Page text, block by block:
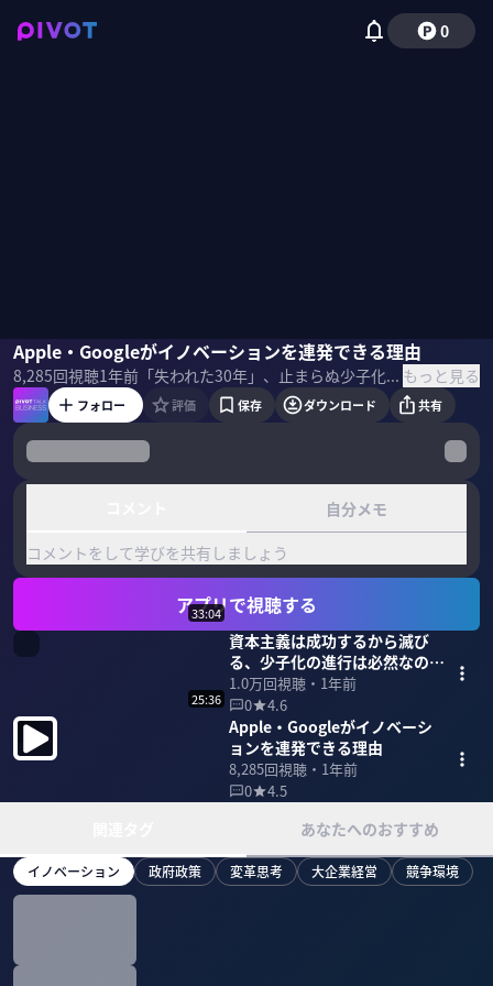
0
Apple・Googleがイノベーションを連発できる理由
8,285回視聴1年前 「失われた30年」、止まらぬ少子化――課題山積の日本経済。80年前に少子化を予見し、イノベーションを説いた経済学者シュンペーターの理論に、再生のヒントはあるのか？ 「イノベーションの父」の本質を、評論家・中野剛志氏に聞いた。 ＜ゲスト＞ 中野剛志｜評論家 1971年神奈川県生まれ。東京大学教養学部卒業後、通商産業省（現・経済産業省）に入省。2000年エディンバラ大学大学院留学。同大学院より博士号を取得。専門は政治経済思想。 もっと見る
中野剛志磯貝初奈
フォロー 評価 保存 ダウンロード 共有
自分メモ
コメントをして学びを共有しましょう
アプリで視聴する
33:04
資本主義は成功するから滅び
る、少子化の進行は必然なの
か？
1.0万回視聴・ 1年前
0
4.6
25:36
Apple・Googleがイノベーシ
ョンを連発できる理由
8,285回視聴・ 1年前
0
4.5
あなたへのおすすめ
イノベーション 政府政策 変革思考 大企業経営 競争環境